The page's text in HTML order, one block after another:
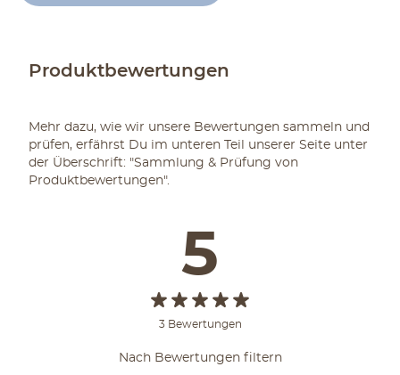
Produktbewertungen
Mehr dazu, wie wir unsere Bewertungen sammeln und
prüfen, erfährst Du im unteren Teil unserer Seite unter
der Überschrift: "Sammlung & Prüfung von
Produktbewertungen".
5
3 Bewertungen
Nach Bewertungen filtern